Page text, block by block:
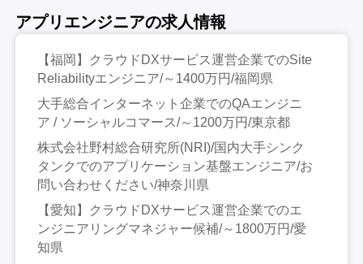
アプリエンジニアの求人情報
【福岡】クラウドDXサービス運営企業でのSite
Reliabilityエンジニア/～1400万円/福岡県
大手総合インターネット企業でのQAエンジニ
ア / ソーシャルコマース/～1200万円/東京都
株式会社野村総合研究所(NRI)/国内大手シンク
タンクでのアプリケーション基盤エンジニア/お
問い合わせください/神奈川県
【愛知】クラウドDXサービス運営企業でのエ
ンジニアリングマネジャー候補/～1800万円/愛
知県